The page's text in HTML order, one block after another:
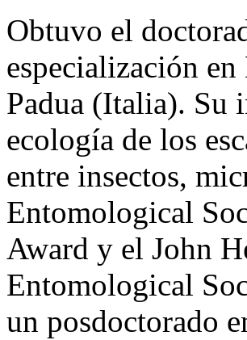
Obtuvo el
especialización
Padua (Italia). Su
ecología de los
entre insectos,
Entomological
Award y el John
Entomological
un posdoctorado